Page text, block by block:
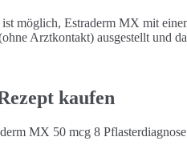
möglich, Estraderm MX mit
Arztkontakt) ausgestellt und
kaufen
MX 50 mcg 8